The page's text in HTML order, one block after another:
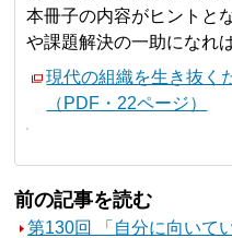
本冊子の内容がヒントと
や課題解決の一助になれ
現代の組織を生き抜く
（PDF・22ページ）
前の記事を読む
第130回 「自分に向いて